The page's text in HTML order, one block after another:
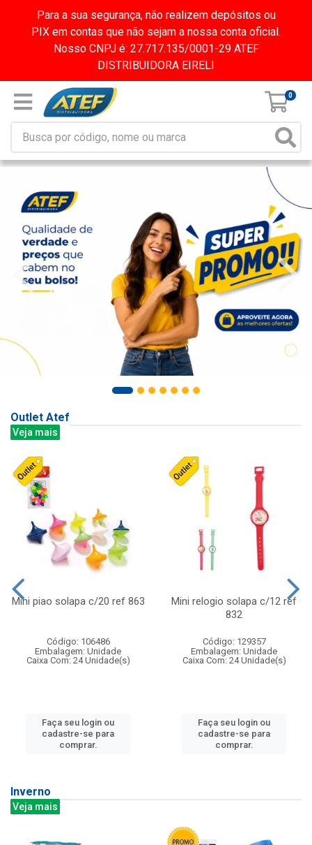
Para a sua segurança, não realizem depósitos ou
PIX em contas que não sejam a nossa conta oficial.
Nosso CNPJ é: 27.717.135/0001-29 ATEF
DISTRIBUIDORA EIRELI
0
Outlet Atef
Veja mais
Mini piao solapa c/20 ref 863
Código: 106486
Embalagem: Unidade
Caixa Com: 24 Unidade(s)
Faça seu login ou
cadastre-se para
comprar.
Mini relogio solapa c/12 ref
832
Código: 129357
Embalagem: Unidade
Caixa Com: 24 Unidade(s)
Faça seu login ou
cadastre-se para
comprar.
Inverno
Veja mais